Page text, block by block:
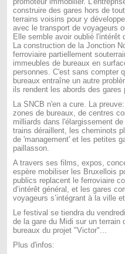
construire des gares hors de
terrains voisins pour y
avec le transport de voyageurs
Elle semble avoir oublié l'intérêt
La construction de la Jonction
ferroviaire partiellement
immeubles de bureaux en
personnes. C'est sans compter
bureaux entraîne un autre
ils rendent les abords des gares
La SNCB n'en a cure. La
zones de bureaux, de centres
milliards dans l'élargissement
trains déraillent, les cheminots
de 'management' et les petites
paillasson.
A travers ses films, expos,
espère mobiliser les Bruxellois
publics replacent le ferroviaire
d’intérêt général, et les gares
voyageurs s’intégrant à la ville
Le festival se tiendra du
de la gare du Midi sur un
bureaux du projet "Victor"...
Plus d'infos: